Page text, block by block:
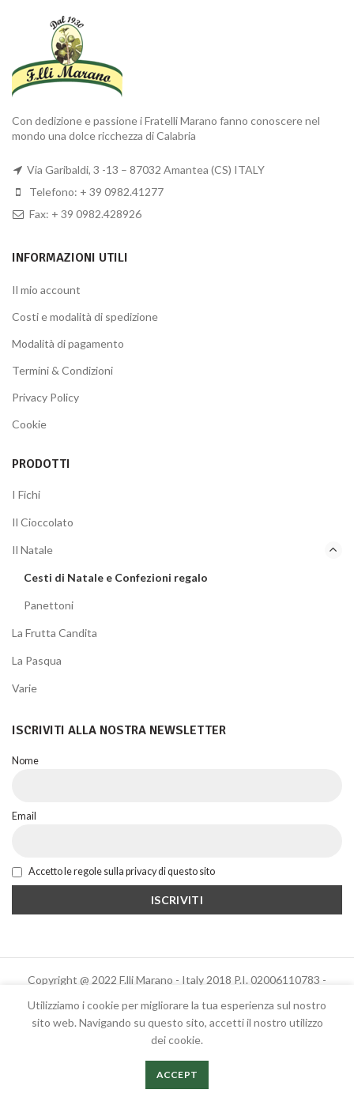
Con dedizione e passione i Fratelli Marano fanno conoscere nel
mondo una dolce ricchezza di Calabria
Via Garibaldi, 3 -13 – 87032 Amantea (CS) ITALY
Telefono: + 39 0982.41277
Fax: + 39 0982.428926
INFORMAZIONI UTILI
Il mio account
Costi e modalità di spedizione
Modalità di pagamento
Termini & Condizioni
Privacy Policy
Cookie
PRODOTTI
I Fichi
Il Cioccolato
Il Natale
Cesti di Natale e Confezioni regalo
Panettoni
La Frutta Candita
La Pasqua
Varie
ISCRIVITI ALLA NOSTRA NEWSLETTER
Nome
Email
Accetto le regole sulla privacy di questo sito
Copyright @ 2022 F.lli Marano - Italy 2018 P.I. 02006110783 -
Italiano English
Utilizziamo i cookie per migliorare la tua esperienza sul nostro
sito web. Navigando su questo sito, accetti il ​​nostro utilizzo
dei cookie.
ACCEPT